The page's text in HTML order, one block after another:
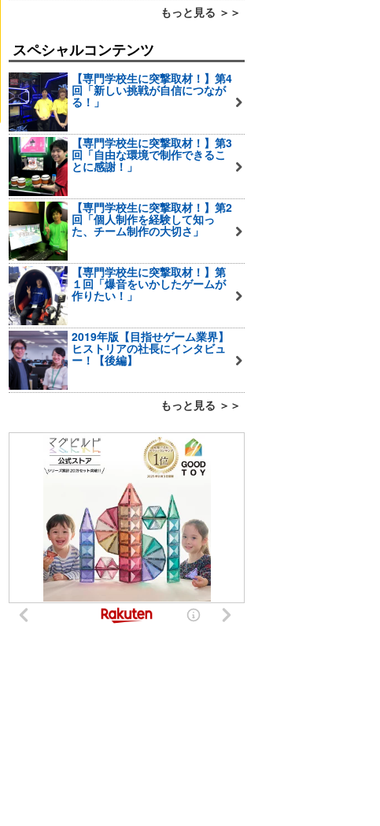
もっと見る ＞＞
スペシャルコンテンツ
【専門学校生に突撃取材！】第4
回「新しい挑戦が自信につなが
る！」
【専門学校生に突撃取材！】第3
回「自由な環境で制作できるこ
とに感謝！」
【専門学校生に突撃取材！】第2
回「個人制作を経験して知っ
た、チーム制作の大切さ」
【専門学校生に突撃取材！】第
１回「爆音をいかしたゲームが
作りたい！」
2019年版【目指せゲーム業界】
ヒストリアの社長にインタビュ
ー！【後編】
もっと見る ＞＞